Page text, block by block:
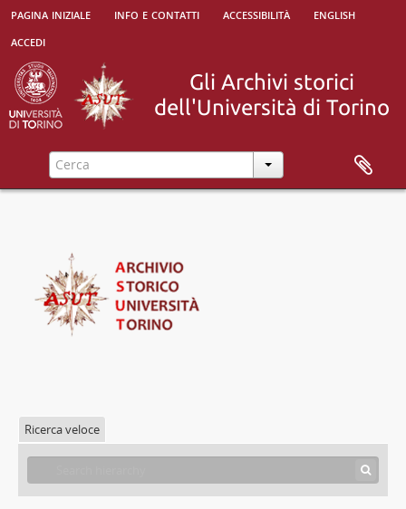
pagina iniziale info e contatti accessibilità
english
accedi
Ricerca veloce
[Superfondo] Università degli Studi di Torino, 1693 - 2010
[Sub-fondo] Facoltà di Farmacia, 1984-01-01